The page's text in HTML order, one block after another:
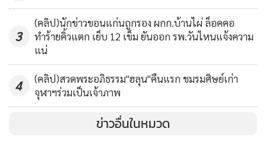
3
(คลิป)นักข่าวขอนแก่นถูกรอง ผกก.บ้านไผ่ ล็อคคอ
ทำร้ายคิ้วแตก เย็บ 12 เข็ม ยันออก รพ.วันไหนแจ้งความ
แน่
4
(คลิป)สวดพระอภิธรรม"ฮลุน"คืนแรก ชมรมศิษย์เก่า
จุฬาฯร่วมเป็นเจ้าภาพ
ข่าวอื่นในหมวด